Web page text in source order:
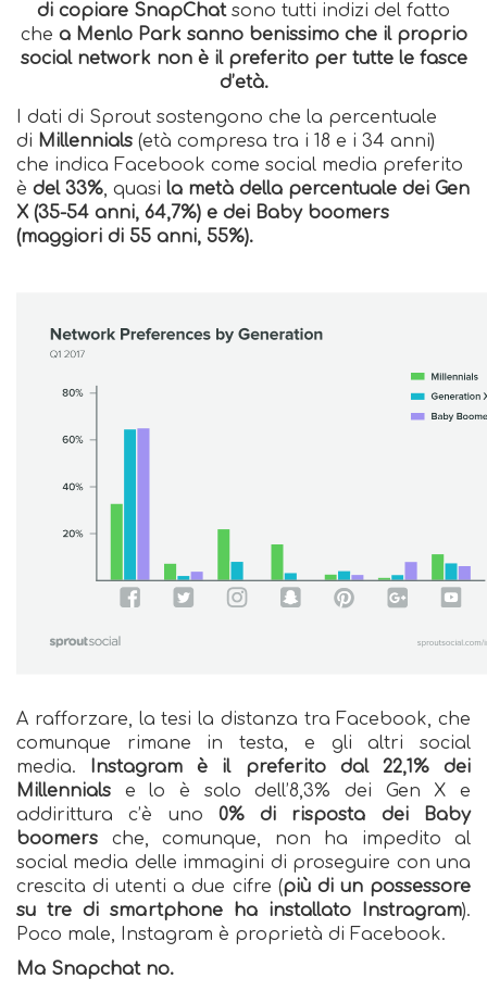
di copiare SnapChatsono tutti indizi del fatto
che a Menlo Park sanno benissimo che il proprio
social network non è il preferito per tutte le fasce
d’età.
I dati di Sprout sostengono che la percentuale
di Millennials (età compresa tra i 18 e i 34 anni)
che indica Facebook come social media preferito
è del 33%, quasi la metà della percentuale dei Gen
X (35-54 anni, 64,7%) e dei Baby boomers
(maggiori di 55 anni, 55%).
A rafforzare, la tesi la distanza tra Facebook, che
comunque rimane in testa, e gli altri social
media.
Instagram è il preferito dal 22,1% dei
Millennials e lo è solo dell’8,3% dei Gen X e
addirittura c’è uno 0% di risposta dei Baby
boomers che, comunque, non ha impedito al
social media delle immagini di proseguire con una
crescita di utenti a due cifre (più di un possessore
su tre di smartphone ha installato Instragram).
Poco male, Instagram è proprietà di Facebook.
Ma Snapchat no.